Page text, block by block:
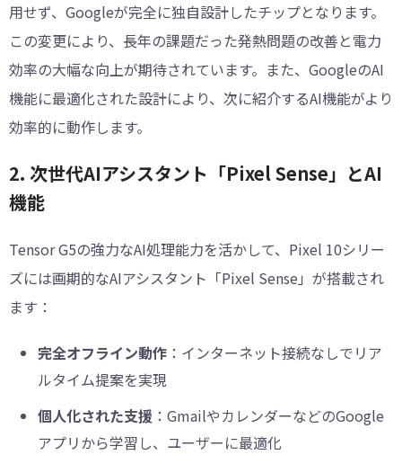
用せず、Googleが完全に独自設計したチップとなります。
この変更により、長年の課題だった発熱問題の改善と電力
効率の大幅な向上が期待されています。また、GoogleのAI
機能に最適化された設計により、次に紹介するAI機能がより
効率的に動作します。
2. 次世代AIアシスタント「Pixel Sense」とAI
機能
Tensor G5の強力なAI処理能力を活かして、Pixel 10シリー
ズには画期的なAIアシスタント「Pixel Sense」が搭載され
ます：
完全オフライン動作 ：インターネット接続なしでリア
ルタイム提案を実現
個人化された支援 ：GmailやカレンダーなどのGoogle
アプリから学習し、ユーザーに最適化